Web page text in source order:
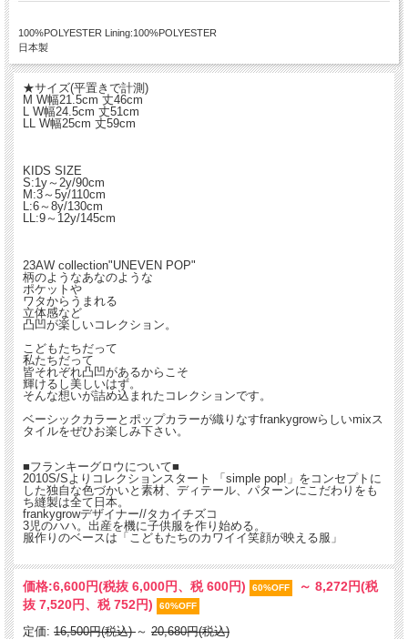
100%POLYESTER Lining:100%POLYESTER
日本製
★サイズ(平置きで計測)
M W幅21.5cm 丈46cm
L W幅24.5cm 丈51cm
LL W幅25cm 丈59cm
KIDS SIZE
S:1y～2y/90cm
M:3～5y/110cm
L:6～8y/130cm
LL:9～12y/145cm
23AW collection"UNEVEN POP"
柄のようなあなのような
ポケットや
ワタからうまれる
立体感など
凸凹が楽しいコレクション。
こどもたちだって
私たちだって
皆それぞれ凸凹があるからこそ
輝けるし美しいはず。
そんな想いが詰め込まれたコレクションです。
ベーシックカラーとポップカラーが織りなすfrankygrowらしいmixス
タイルをぜひお楽しみ下さい。
■フランキーグロウについて■
2010S/Sよりコレクションスタート 「simple pop!」をコンセプトに
した独自な色づかいと素材、ディテール、パターンにこだわりをも
ち縫製は全て日本。
frankygrowデザイナー//タカイチズコ
3児のハハ。出産を機に子供服を作り始める。
服作りのベースは「こどもたちのカワイイ笑顔が映える服」
価格:6,600円(税抜 6,000円、税 600円) 60%OFF ～ 8,272円(税
抜 7,520円、税 752円)
60%OFF
定価: 16,500円(税込)～ 20,680円(税込)